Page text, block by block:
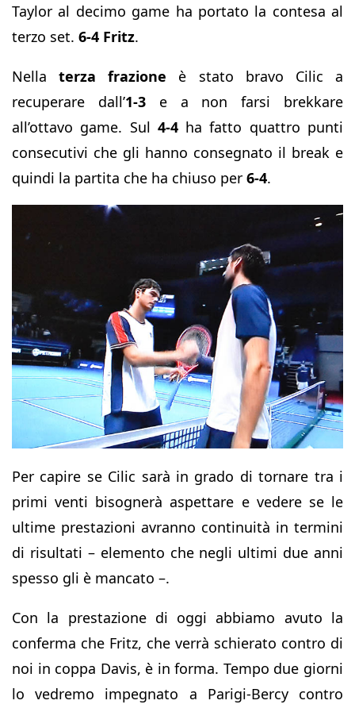
Taylor al decimo game ha portato la contesa al
terzo set. 6-4 Fritz.
Nellaterza frazione è stato bravo Cilic a
recuperare dall’1-3e a non farsi brekkare
all’ottavo game. Sul 4-4ha fatto quattro punti
consecutivi che gli hanno consegnato il break e
quindi la partita che ha chiuso per 6-4.
Per capire se Cilic sarà in grado di tornare tra i
primi venti bisognerà aspettare e vedere se le
ultime prestazioni avranno continuità in termini
di risultati – elemento che negli ultimi due anni
spesso gli è mancato –.
Con la prestazione di oggi abbiamo avuto la
conferma che Fritz, che verrà schierato contro di
noi in coppa Davis, è in forma. Tempo due giorni
lo vedremo impegnato a Parigi-Bercy contro